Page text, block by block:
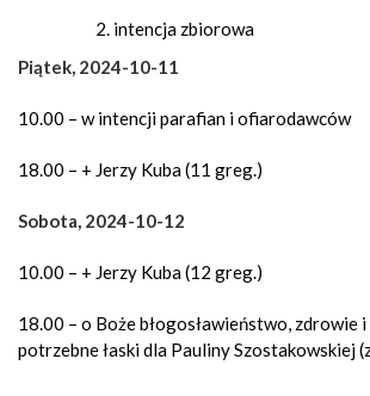
intencja zbiorowa
Piątek, 2024-10-11
10.00 – w intencji parafian i ofiarodawców
18.00 – + Jerzy Kuba (11 greg.)
Sobota, 2024-10-12
10.00 – + Jerzy Kuba (12 greg.)
18.00 – o Boże błogosławieństwo, zdrowie
potrzebne łaski dla Pauliny Szostakowskiej